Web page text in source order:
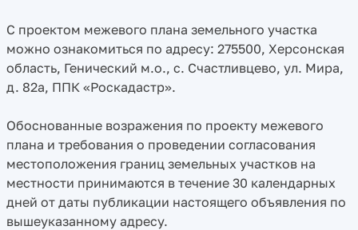
С проектом межевого плана земельного участка
можно ознакомиться по адресу: 275500, Херсонская
область, Генический м.о., с. Счастливцево, ул. Мира,
д. 82а, ППК «Роскадастр».
Обоснованные возражения по проекту межевого
плана и требования о проведении согласования
местоположения границ земельных участков на
местности принимаются в течение 30 календарных
дней от даты публикации настоящего объявления по
вышеуказанному адресу.